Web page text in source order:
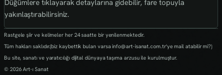
Düğümlere tıklayarak detaylarına gidebilir, fare topuyla
yakınlaştırabilirsiniz.
Rastgele şiir ve kelimeler her 24 saatte bir yenilenmektedir.
Tüm hakları saklıdır.(biz kaybettik bulan varsa info@art-isanat.com.tr'ye mail atabilir mi?)
Bu site, sanatı ve yaratıcılığı dijital dünyaya taşıma arzusu ile kurulmuştur.
© 2026 Art-ı Sanat